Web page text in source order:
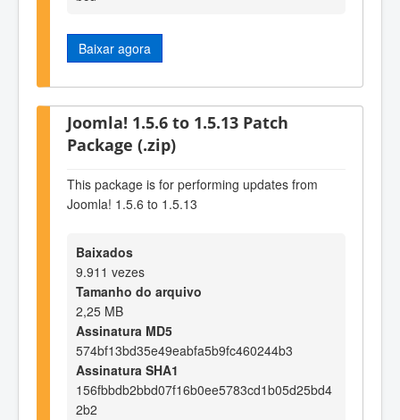
Baixar agora
Joomla! 1.5.6 to 1.5.13 Patch
Package (.zip)
This package is for performing updates from
Joomla! 1.5.6 to 1.5.13
Baixados
9.911 vezes
Tamanho do arquivo
2,25 MB
Assinatura MD5
574bf13bd35e49eabfa5b9fc460244b3
Assinatura SHA1
156fbbdb2bbd07f16b0ee5783cd1b05d25bd4
2b2